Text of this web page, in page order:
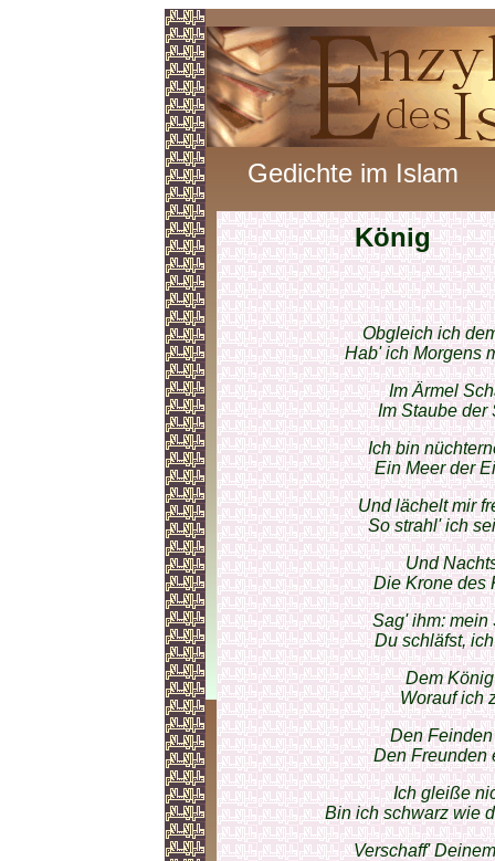
Gedichte im Islam
König
Obgleich ich
Hab' ich Morgens
Im Ärmel
Im Staube der
Ich bin
Ein Meer der
Und lächelt mir
So strahl' ich
Und
Die Krone des
Sag' ihm: mein
Du schläfst,
Dem
Worauf ich
Den
Den Freunden
Ich gleiße
Bin ich schwarz wie
Verschaff'